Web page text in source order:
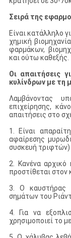
Σειρά της
Είναι κατάλληλο
χημική
φαρμάκων,
και ούτω καθεξής.
Οι απαιτήσεις
κυλίνδρων με τη
Λαμβάνοντας
επιχείρησης,
απαιτήσεις στο
1. Είναι
αφαίρεσης
συσκευή τριφτών)
2. Κανένα αρχικό
προστίθεται στον
3. Ο καυστήρας
σημάτων του Ριάντ
4. Για να
χρησιμοποιεί το